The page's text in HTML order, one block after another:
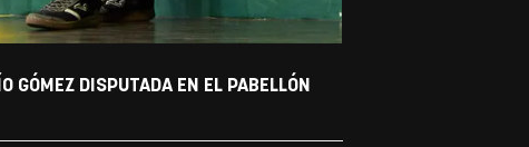
GÓMEZ DISPUTADA EN EL PABELLÓN